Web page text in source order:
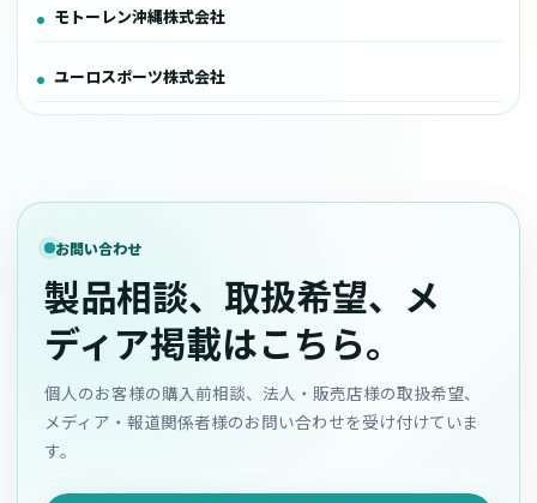
モトーレン沖縄株式会社
ユーロスポーツ株式会社
お問い合わせ
製品相談、取扱希望、メ
ディア掲載はこちら。
個人のお客様の購入前相談、法人・販売店様の取扱希望、
メディア・報道関係者様のお問い合わせを受け付けていま
す。